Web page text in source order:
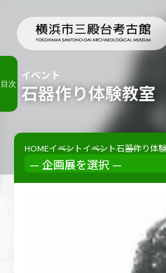
石器作り体験教室
イベント
HOMEイベントイベント石器作り体
目次